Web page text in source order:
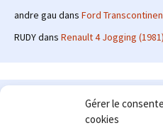
Gérer le
cookies
andre gau dans Ford
RUDYdans Renault 4 Jogging (1981)
Le site en quelques mots
: passionné